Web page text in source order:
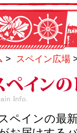
> スペイン広場
ペインの最